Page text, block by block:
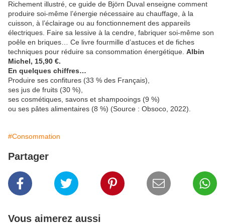
Richement illustré, ce guide de Björn Duval enseigne comment
produire soi-même l’énergie nécessaire au chauffage, à la
cuisson, à l’éclairage ou au fonctionnement des appareils
électriques. Faire sa lessive à la cendre, fabriquer soi-même son
poêle en briques… Ce livre fourmille d’astuces et de fiches
techniques pour réduire sa consommation énergétique. Albin
Michel, 15,90 €.
En quelques chiffres…
Produire ses confitures (33 % des Français),
ses jus de fruits (30 %),
ses cosmétiques, savons et shampooings (9 %)
ou ses pâtes alimentaires (8 %) (Source : Obsoco, 2022).
#Consommation
Partager
Vous aimerez aussi